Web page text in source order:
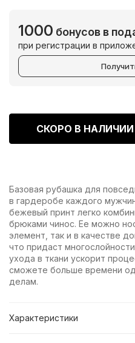
1000 бонусов в
при регистрации в
СКОРО В НАЛИЧИИ
Базовая рубашка для
в гардеробе каждого
бежевый принт легко
брюками чинос. Ее можно
элемент, так и в качестве
что придаст
ухода в ткани ускорит
сможете больше времени
делам.
Характеристики